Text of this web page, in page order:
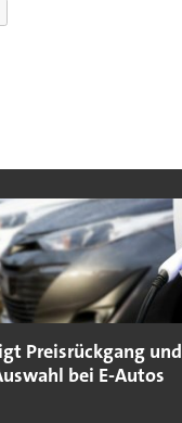
Preisrückgang und
bei E-Autos